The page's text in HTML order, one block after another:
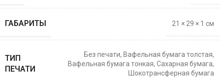
ГАБАРИТЫ 21 × 29 × 1 см
ТИП
ПЕЧАТИ
Без печати, Вафельная бумага толстая,
Вафельная бумага тонкая, Сахарная бумага,
Шокотрансферная бумага